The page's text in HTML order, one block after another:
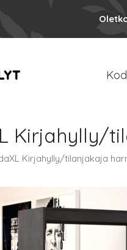
Kirjahylly/
Kirjahylly/tilanjakaja